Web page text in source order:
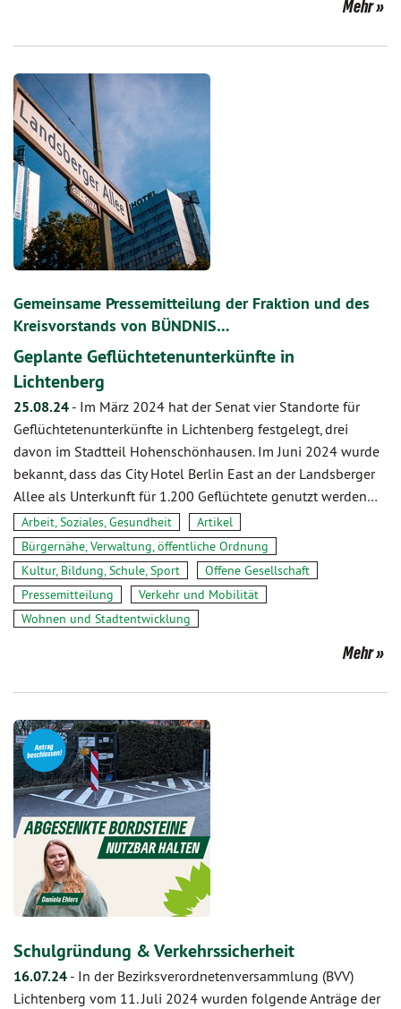
Mehr
Gemeinsame Pressemitteilung der Fraktion und des
Kreisvorstands von BÜNDNIS…
Geplante Geflüchtetenunterkünfte in
Lichtenberg
25.08.24 - Im März 2024 hat der Senat vier Standorte für
Geflüchtetenunterkünfte in Lichtenberg festgelegt, drei
davon im Stadtteil Hohenschönhausen. Im Juni 2024 wurde
bekannt, dass das City Hotel Berlin East an der Landsberger
Allee als Unterkunft für 1.200 Geflüchtete genutzt werden…
Arbeit, Soziales, Gesundheit
Artikel
Bürgernähe, Verwaltung, öffentliche Ordnung
Kultur, Bildung, Schule, Sport
Offene Gesellschaft
Pressemitteilung
Verkehr und Mobilität
Wohnen und Stadtentwicklung
Mehr
Schulgründung & Verkehrssicherheit
16.07.24 - In der Bezirksverordnetenversammlung (BVV)
Lichtenberg vom 11. Juli 2024 wurden folgende Anträge der